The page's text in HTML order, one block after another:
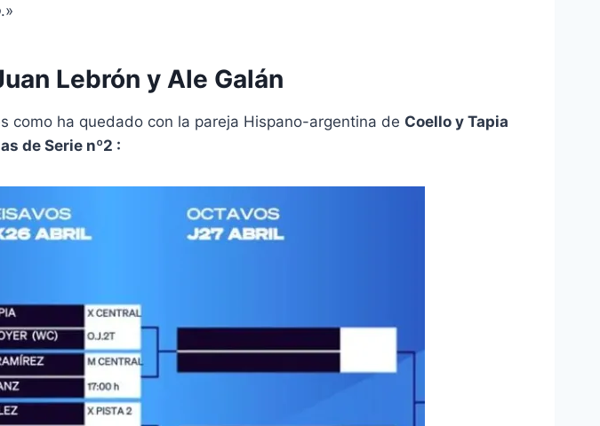
.»
Lebrón y Ale Galán
como ha quedado con la pareja Hispano-argentina de Coello y Tapia
de Serie nº2 :